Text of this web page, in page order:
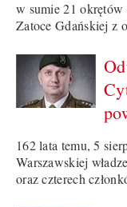
w sumie 21 okrętów
Zatoce Gdańskiej z
162 lata temu, 5
Warszawskiej
oraz czterech